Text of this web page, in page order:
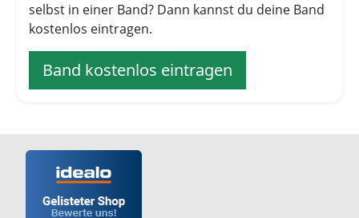
selbst in einer Band? Dann kannst du deine Band
kostenlos eintragen.
Band kostenlos eintragen